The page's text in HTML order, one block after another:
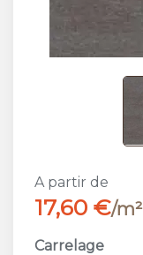
A partir de
17,60 €/m²
Carrelage